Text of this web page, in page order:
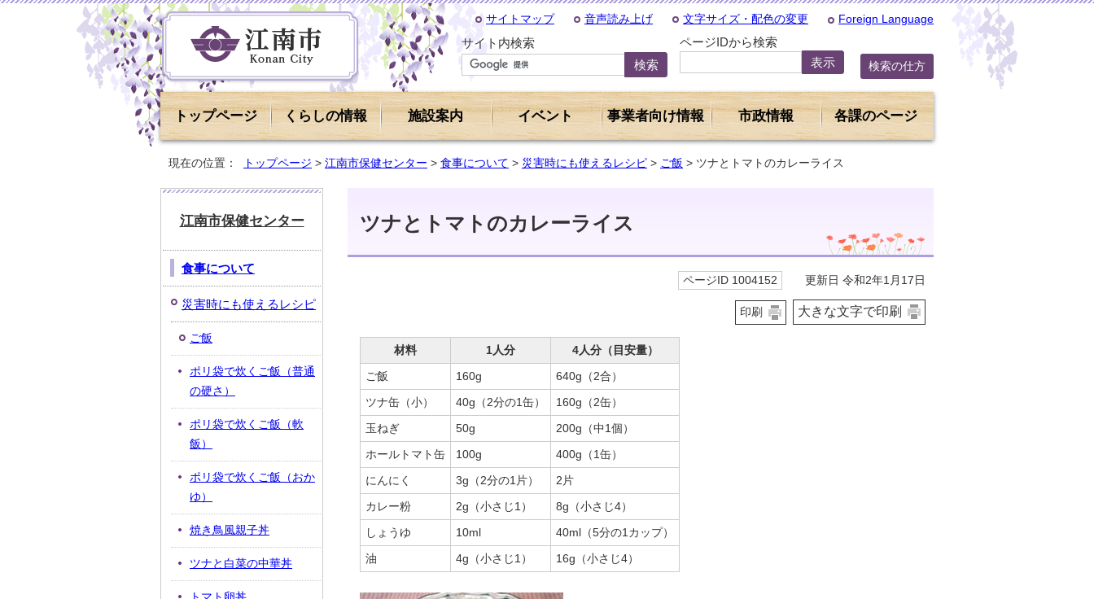
サイトマップ 音声読み上げ 文字サイズ・配色の変更 Foreign Language
サイト内検索 ページIDから検索
検索の仕方
トップページ くらしの情報 施設案内 イベント 事業者向け情報 市政情報 各課のページ
現在の位置： トップページ > 江南市保健センター > 食事について > 災害時にも使えるレシピ > ご飯 > ツナとトマトのカレーライス
ツナとトマトのカレーライス
ページID 1004152 更新日 令和2年1月17日
印刷 大きな文字で印刷
材料 1人分
4人分（目安量）
ご飯
160g
640g（2合）
ツナ缶（小）
40g（2分の1缶）
160g（2缶）
玉ねぎ
50g
200g（中1個）
ホールトマト缶
100g
400g（1缶）
にんにく
3g（2分の1片）
2片
カレー粉
2g（小さじ1）
8g（小さじ4）
しょうゆ
10ml
40ml（5分の1カップ）
油
4g（小さじ1） 16g（小さじ4）
江南市保健センター
食事について
災害時にも使えるレシピ
ご飯
ポリ袋で炊くご飯（普通
の硬さ）
ポリ袋で炊くご飯（軟
飯）
ポリ袋で炊くご飯（おか
ゆ）
焼き鳥風親子丼
ツナと白菜の中華丼